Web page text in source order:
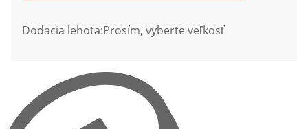
Dodacia lehota:Prosím, vyberte veľkosť